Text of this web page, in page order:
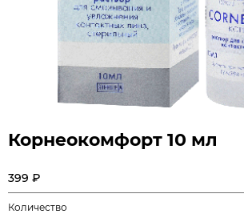
Корнеокомфорт 10 мл
399 ₽
Количество